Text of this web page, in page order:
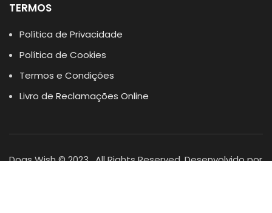
TERMOS
Política de Privacidade
Política de Cookies
Termos e Condições
Livro de Reclamações Online
Dogs Wish © 2023 . All Rights Reserved. Desenvolvido por